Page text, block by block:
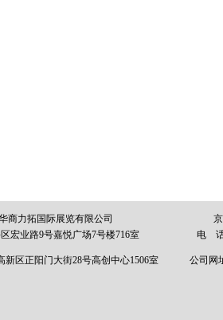
商力拓国际展览有限公司
宏业路9号嘉悦广场7号楼716室电 话：
新区正阳门大街28号高创中心1506室 公司网